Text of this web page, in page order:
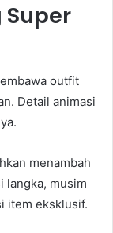
Super
outfit
Detail animasi
menambah
langka, musim
item eksklusif.